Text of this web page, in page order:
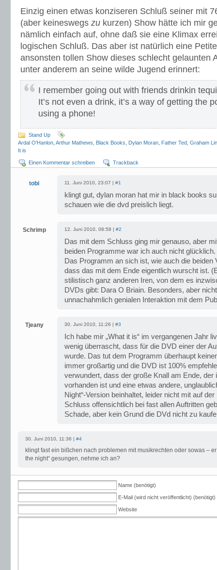
Einzig einen etwas konziseren Schluß seiner mit
(aber keineswegs zu kurzen) Show hätte ich mir
nämlich einfach auf, ohne daß sie eine Klimax
logischen Schluß. Das aber ist natürlich eine
ansonsten tollen Show dieses schlecht gelaunten
unter anderem an seine wilde Jugend erinnert:
I remember going out with friends drinkin
It’s not even a drink, it’s a way of getting the
using a phone!
Stand Up
Ardal O'Hanlon Arthur Mathews Black Books Dylan Moran Father Ted Graham
It is
Einen Kommentar schreiben Trackback
tobi 11. Juni 2010, 23:07 | #1
klingt gut, dylan moran hat mir in black books
schauen wie die dvd preislich liegt.
Schrimp 12. Juni 2010, 08:58 | #2
Das mit dem Schluss ging mir genauso, aber
beiden Programme war ich auch nicht
Das Programm an sich ist, wie auch die beiden
dass das mit dem Ende eigentlich wurscht ist.
stilistisch ganz anderen Iren, von dem es
DVDs gibt: Dara O Briain. Besonders, aber
unnachahmlich genialen Interaktion mit dem
Tjeany 30. Juni 2010, 11:26 | #3
Ich habe mir „What it is“ im vergangenen Jahr
wenig überrascht, dass für die DVD einer der
wurde. Das tut dem Programm überhaupt
immer großartig und die DVD ist 100%
verwundert, dass der große Knall am Ende, der
vorhanden ist und eine etwas andere,
Night“-Version beinhaltet, leider nicht mit auf
Schluss offensichtlich bei fast allen Auftritten
Schade, aber kein Grund die DVd nicht zu
30. Juni 2010, 11:36 | #4
klingt fast ein bißchen nach problemen mit musikrechten oder sowas –
the night“ gesungen, nehme ich an?
Name (benötigt)
E-Mail (wird nicht veröffentlicht) (benötigt)
Website